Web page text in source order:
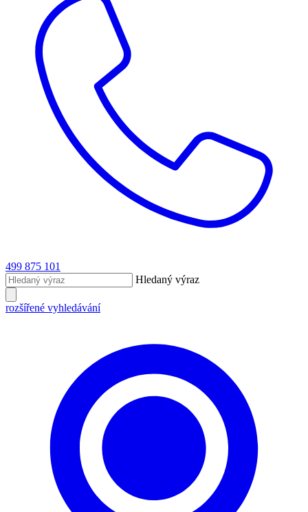
499 875 101
Hledaný výraz
rozšířené vyhledávání